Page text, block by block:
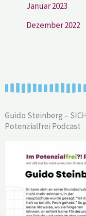
Januar 2023
Dezember 2022
Guido Steinberg –
Potenzialfrei Podcast